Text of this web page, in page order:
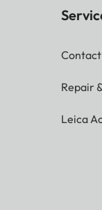
Contact
Repair
Leica